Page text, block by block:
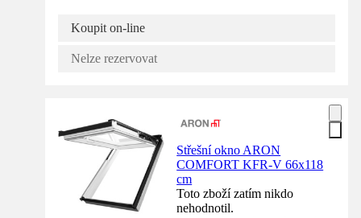
Koupit on-line
Nelze rezervovat
Střešní okno ARON
COMFORT KFR-V 66x118
cm
Toto zboží zatím nikdo
nehodnotil.